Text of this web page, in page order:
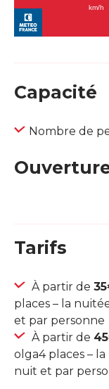
Capacité
Nombre de
Tarifs
À partir de
places – la
et par personne
À partir de
olga4 places –
nuit et par